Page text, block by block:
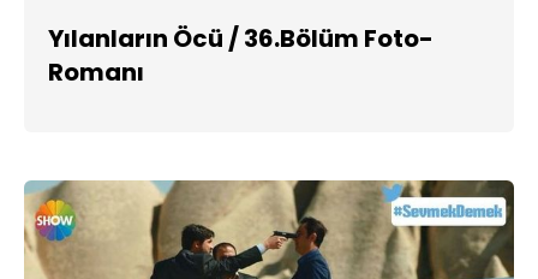
Yılanların Öcü / 36.Bölüm Foto-
Romanı